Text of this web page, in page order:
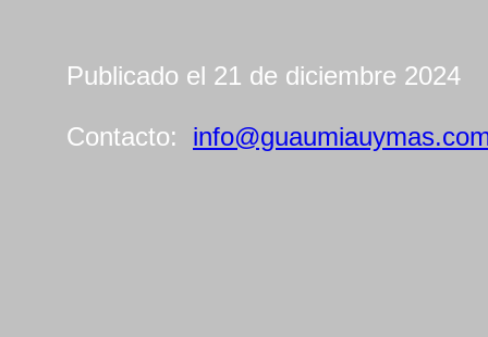
Publicado el 21 de diciembre 2024
Contacto: